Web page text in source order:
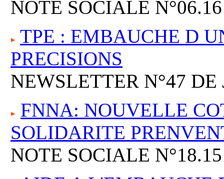
NOTE SOCIALE
TPE : EMBAUCHE D
PRECISIONS
NEWSLETTER N°47
FNNA: NOUVELLE
SOLIDARITE
NOTE SOCIALE